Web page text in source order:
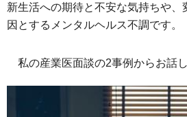
新生活への期待と不安な気持ちや、
因とするメンタルヘルス不調です。
私の産業医面談の2事例からお話